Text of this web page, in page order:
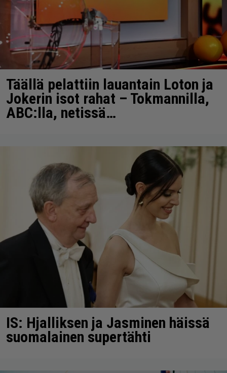
Täällä pelattiin lauantain Loton ja
Jokerin isot rahat – Tokmannilla,
ABC:lla, netissä…
IS: Hjalliksen ja Jasminen häissä
suomalainen supertähti